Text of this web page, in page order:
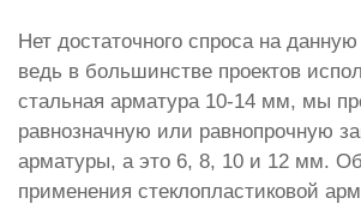
Нет достаточного спроса на
ведь в большинстве проектов
стальная арматура 10-14 мм, мы
равнозначную или равнопрочную
арматуры, а это 6, 8, 10 и 12 мм.
применения стеклопластиковой